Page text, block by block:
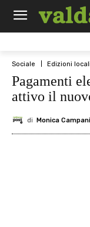
Sociale Edizioni locali
Pagamenti
attivo il
di Monica Campani